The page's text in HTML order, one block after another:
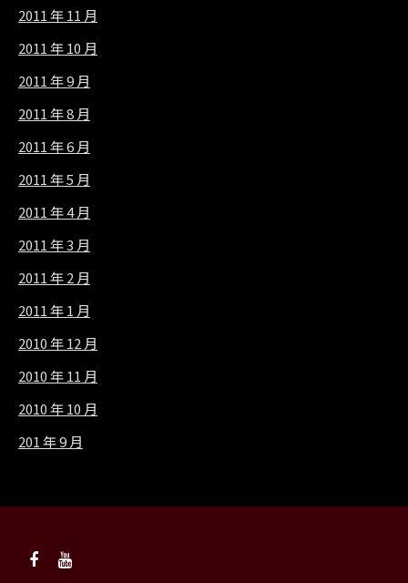
2011 年 11 月
2011 年 10 月
2011 年 9 月
2011 年 8 月
2011 年 6 月
2011 年 5 月
2011 年 4 月
2011 年 3 月
2011 年 2 月
2011 年 1 月
2010 年 12 月
2010 年 11 月
2010 年 10 月
201 年 9 月